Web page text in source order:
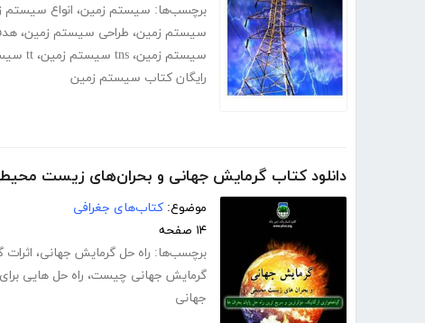
برچسب‌ها: سیستم زمین، انواع سیستم
سیستم زمین، طراحی سیستم زمین،
سیستم زمین، tns سیستم زمین ، tt سیستم زمین
رایگان کتاب سیستم زمین
دانلود کتاب گرمایش جهانی و بحران‌های زیست
موضوع: کتاب‌های جغرافی
۱۴ صفحه
برچسب‌ها: راه حل گرمایش جهانی،
گرمایش جهانی چیست، راه حل هایی
جهانی